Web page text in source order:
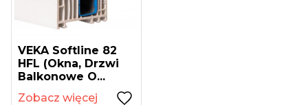
VEKA Softline 82
HFL (okna, Drzwi
Balkonowe O...
Zobacz więcej